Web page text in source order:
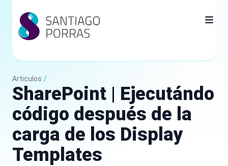
Articulos /
SharePoint | Ejecutándo
código después de la
carga de los Display
Templates